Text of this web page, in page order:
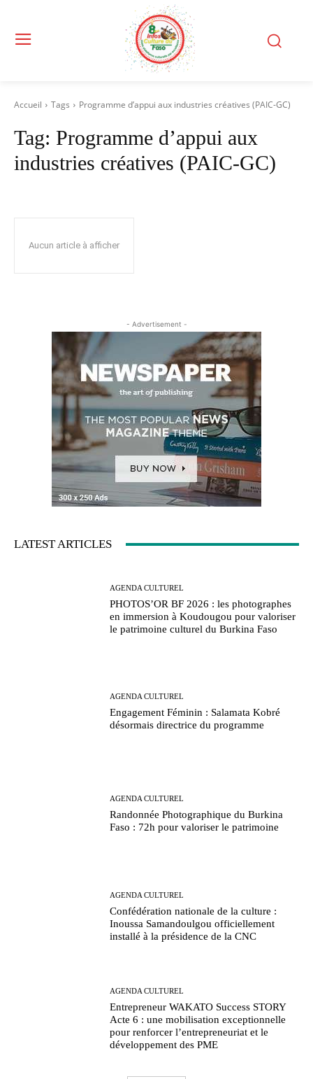
Accueil Tags Programme d’appui aux industries créatives (PAIC-GC)
Tag: Programme d’appui aux
industries créatives (PAIC-GC)
Aucun article à afficher
- Advertisement -
LATEST ARTICLES
AGENDA CULTUREL
PHOTOS’OR BF 2026 : les photographes
en immersion à Koudougou pour valoriser
le patrimoine culturel du Burkina Faso
AGENDA CULTUREL
Engagement Féminin : Salamata Kobré
désormais directrice du programme
AGENDA CULTUREL
Randonnée Photographique du Burkina
Faso : 72h pour valoriser le patrimoine
AGENDA CULTUREL
Confédération nationale de la culture :
Inoussa Samandoulgou officiellement
installé à la présidence de la CNC
AGENDA CULTUREL
Entrepreneur WAKATO Success STORY
Acte 6 : une mobilisation exceptionnelle
pour renforcer l’entrepreneuriat et le
développement des PME